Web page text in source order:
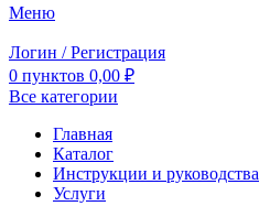
Меню
Логин / Регистрация
0 пунктов 0,00 ₽
Все категории
Главная
Каталог
Инструкции и руководства
Услуги